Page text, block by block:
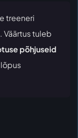
treeneri
Väärtus tuleb
põhjuseid